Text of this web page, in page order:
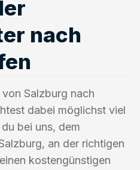
nach
Salzburg nach
dabei möglichst viel
bei uns, dem
an der richtigen
kostengünstigen